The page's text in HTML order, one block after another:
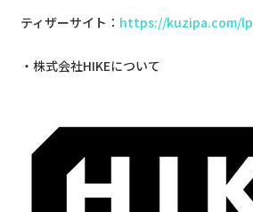
ティザーサイト： https://kuzipa.com/lp
株式会社HIKEについて